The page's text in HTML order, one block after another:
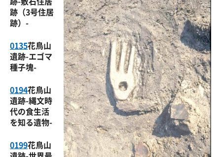
跡（3号住居
跡）-
0135花鳥山
遺跡-エゴマ
種子塊-
0194花鳥山
遺跡-縄文時
代の食生活
を知る遺物-
0199花鳥山